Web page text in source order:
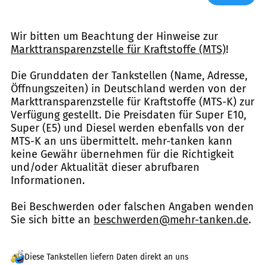
Wir bitten um Beachtung der Hinweise zur
Markttransparenzstelle für Kraftstoffe (MTS)!
Die Grunddaten der Tankstellen (Name, Adresse,
Öffnungszeiten) in Deutschland werden von der
Markttransparenzstelle für Kraftstoffe (MTS-K) zur
Verfügung gestellt. Die Preisdaten für Super E10,
Super (E5) und Diesel werden ebenfalls von der
MTS-K an uns übermittelt. mehr-tanken kann
keine Gewähr übernehmen für die Richtigkeit
und/oder Aktualität dieser abrufbaren
Informationen.
Bei Beschwerden oder falschen Angaben wenden
Sie sich bitte an beschwerden@mehr-tanken.de.
Diese Tankstellen liefern Daten direkt an uns